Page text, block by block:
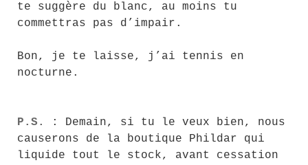
te suggère du blanc, au moins tu
commettras pas d’impair.
Bon, je te laisse, j’ai tennis en
nocturne.
P.S.
: Demain, si tu le veux bien, nous
causerons de la boutique Phildar qui
liquide tout le stock, avant cessation